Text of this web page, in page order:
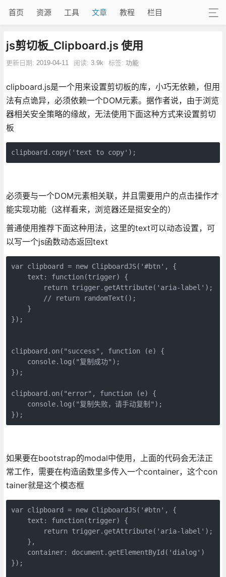
首页 资源 工具 文章 教程 栏目
js剪切板_Clipboard.js 使用
更新日期: 2019-04-11 阅读: 3.9k 标签: 功能
clipboard.js是一个用来设置剪切板的库，小巧无依赖，但用
法有点诡异，必须依赖一个DOM元素。据作者说，由于浏览
器相关安全策略的缘故，无法使用下面这种方式来设置剪切
板
clipboard.copy('text to copy');
必须要与一个DOM元素相关联，并且需要用户的点击操作才
能实现功能（这样看来，浏览器还是挺安全的）
普通使用推荐下面这种用法，这里的text可以动态设置，可
以写一个js函数动态返回text
var clipboard = new ClipboardJS('#btn', {
    text: function(trigger) {
        return trigger.getAttribute('aria-label');
        // return randomText();
    }
});
clipboard.on("success", function (e) {
    console.log("复制成功");
});
clipboard.on("error", function (e) {
    console.log("复制失败，请手动复制");
});
如果要在bootstrap的modal中使用，上面的代码会无法正
常工作，需要在构造函数里多传入一个container，这个con
tainer就是这个模态框
var clipboard = new ClipboardJS('#btn', {
    text: function(trigger) {
        return trigger.getAttribute('aria-label');
    },
    container: document.getElementById('dialog')
});